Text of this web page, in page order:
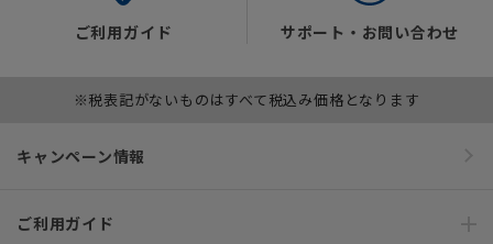
ご利用ガイド サポート・お問い合わせ
※税表記がないものはすべて税込み価格となります
キャンペーン情報
ご利用ガイド